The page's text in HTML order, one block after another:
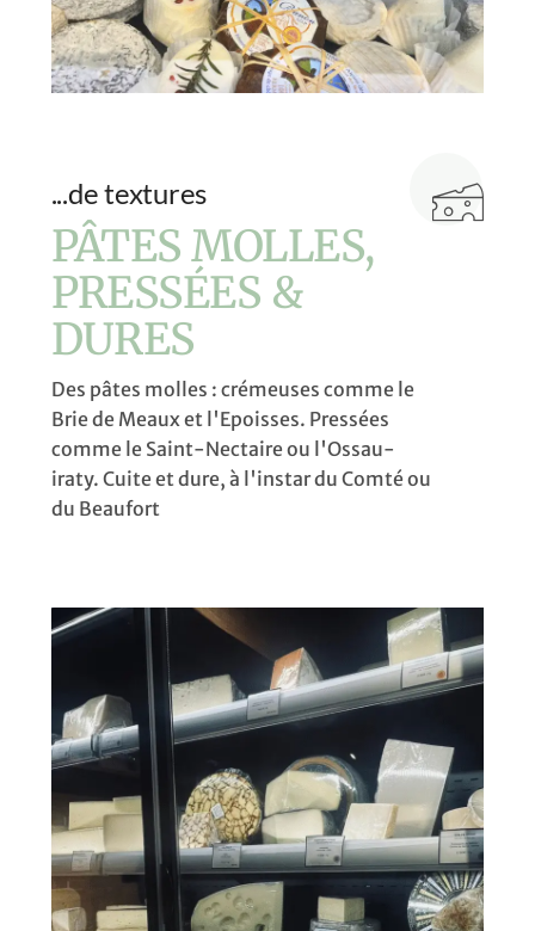
...de textures
PÂTES MOLLES,
PRESSÉES &
DURES
Des pâtes molles : crémeuses comme le
Brie de Meaux et l'Epoisses. Pressées
comme le Saint-Nectaire ou l'Ossau-
iraty. Cuite et dure, à l'instar du Comté ou
du Beaufort